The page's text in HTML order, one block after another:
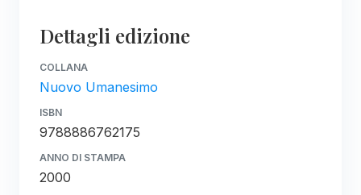
Dettagli edizione
COLLANA
Nuovo Umanesimo
ISBN
9788886762175
ANNO DI STAMPA
2000